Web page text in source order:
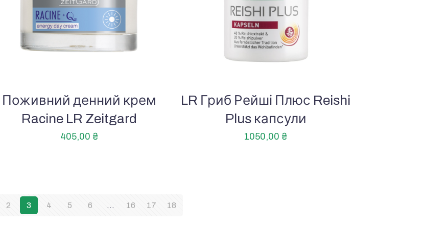
Поживний денний крем
Racine LR Zeitgard
405,00 ₴
LR Гриб Рейші Плюс Reishi
Plus капсули
1050,00 ₴
2 3 4 5 6 … 16 17 18